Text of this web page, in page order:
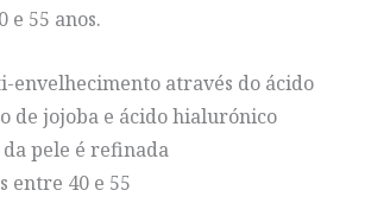
e 55 anos.
envelhecimento através do ácido
de jojoba e ácido hialurónico
pele é refinada
entre 40 e 55